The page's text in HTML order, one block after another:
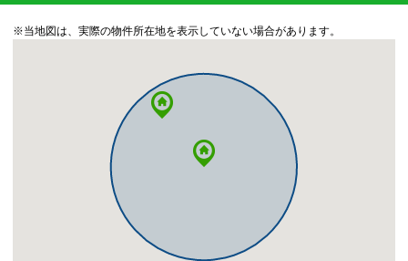
※当地図は、実際の物件所在地を表示していない場合があります。